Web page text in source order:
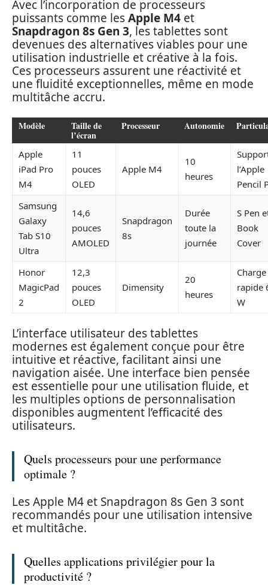
Avec l’incorporation de processeurs
puissants comme lesApple M4 et
Snapdragon 8s Gen 3, les tablettes sont
devenues des alternatives viables pour une
utilisation industrielle et créative à la fois.
Ces processeurs assurent une réactivité et
une fluidité exceptionnelles, même en mode
multitâche accru.
Modèle Taille de
l’écran
Processeur Autonomie
Apple
iPad Pro
M4
11
pouces
OLED
Apple M4
10
heures
l’Apple
Pencil
Samsung
Galaxy
Tab S10
Ultra
14,6
pouces
AMOLED
Snapdragon
8s
Durée
toute la
journée
S Pen
Book
Cover
Honor
MagicPad
2
12,3
pouces
OLED
Dimensity
20
heures
Charge
rapide
W
L’interface utilisateur des tablettes
modernes est également conçue pour être
intuitive et réactive, facilitant ainsi une
navigation aisée. Une interface bien pensée
est essentielle pour une utilisation fluide, et
les multiples options de personnalisation
disponibles augmentent l’efficacité des
utilisateurs.
Quels processeurs pour une performance
optimale ?
Les Apple M4 et Snapdragon 8s Gen 3 sont
recommandés pour une utilisation intensive
et multitâche.
Quelles applications privilégier pour la
productivité ?